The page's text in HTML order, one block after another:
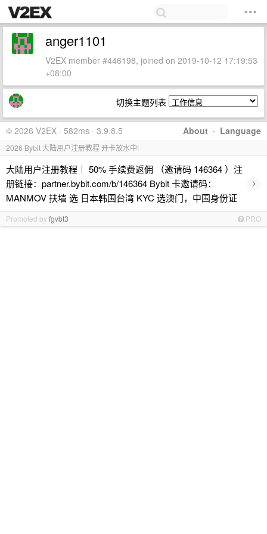
anger1101
V2EX member #446198, joined on 2019-10-12 17:19:53
+08:00
切换主题列表
About · Language
© 2026 V2EX · 582ms · 3.9.8.5
2026 Bybit 大陆用户注册教程 开卡放水中!
大陆用户注册教程｜ 50% 手续费返佣 （邀请码 146364 ）注
册链接：partner.bybit.com/b/146364 Bybit 卡邀请码：
MANMOV 扶墙 选 日本韩国台湾 KYC 选澳门，中国身份证
›
Promoted byfgvbt3 PRO